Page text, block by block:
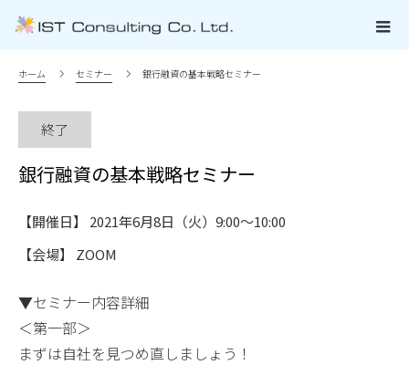
ホーム セミナー 銀行融資の基本戦略セミナー
終了
銀行融資の基本戦略セミナー
【開催日】 2021年6月8日（火）9:00～10:00
【会場】 ZOOM
▼セミナー内容詳細
＜第一部＞
まずは自社を見つめ直しましょう！